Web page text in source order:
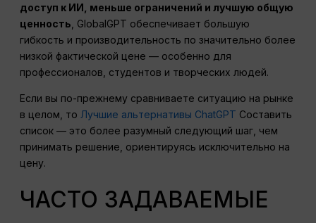
доступ к ИИ, меньше ограничений и лучшую общую
ценность , GlobalGPT обеспечивает большую
гибкость и производительность по значительно более
низкой фактической цене — особенно для
профессионалов, студентов и творческих людей.
Если вы по-прежнему сравниваете ситуацию на рынке
в целом, то Лучшие альтернативы ChatGPT Составить
список — это более разумный следующий шаг, чем
принимать решение, ориентируясь исключительно на
цену.
ЧАСТО ЗАДАВАЕМЫЕ